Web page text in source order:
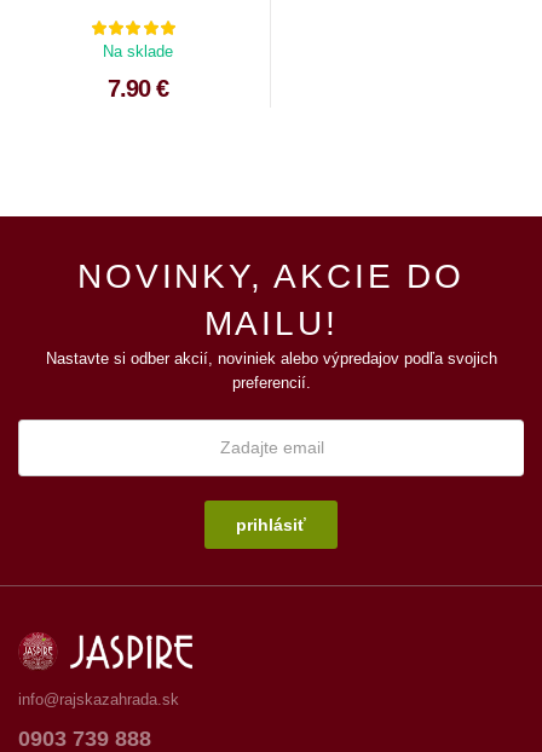
Na sklade
7.90 €
NOVINKY, AKCIE DO
MAILU!
Nastavte si odber akcií, noviniek alebo výpredajov podľa svojich
preferencií.
prihlásiť
info@rajskazahrada.sk
0903 739 888